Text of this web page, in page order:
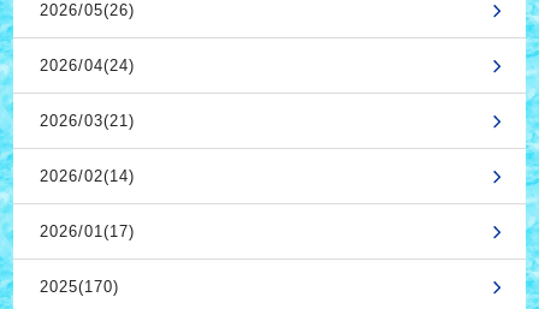
2026/05(26)
2026/04(24)
2026/03(21)
2026/02(14)
2026/01(17)
2025(170)